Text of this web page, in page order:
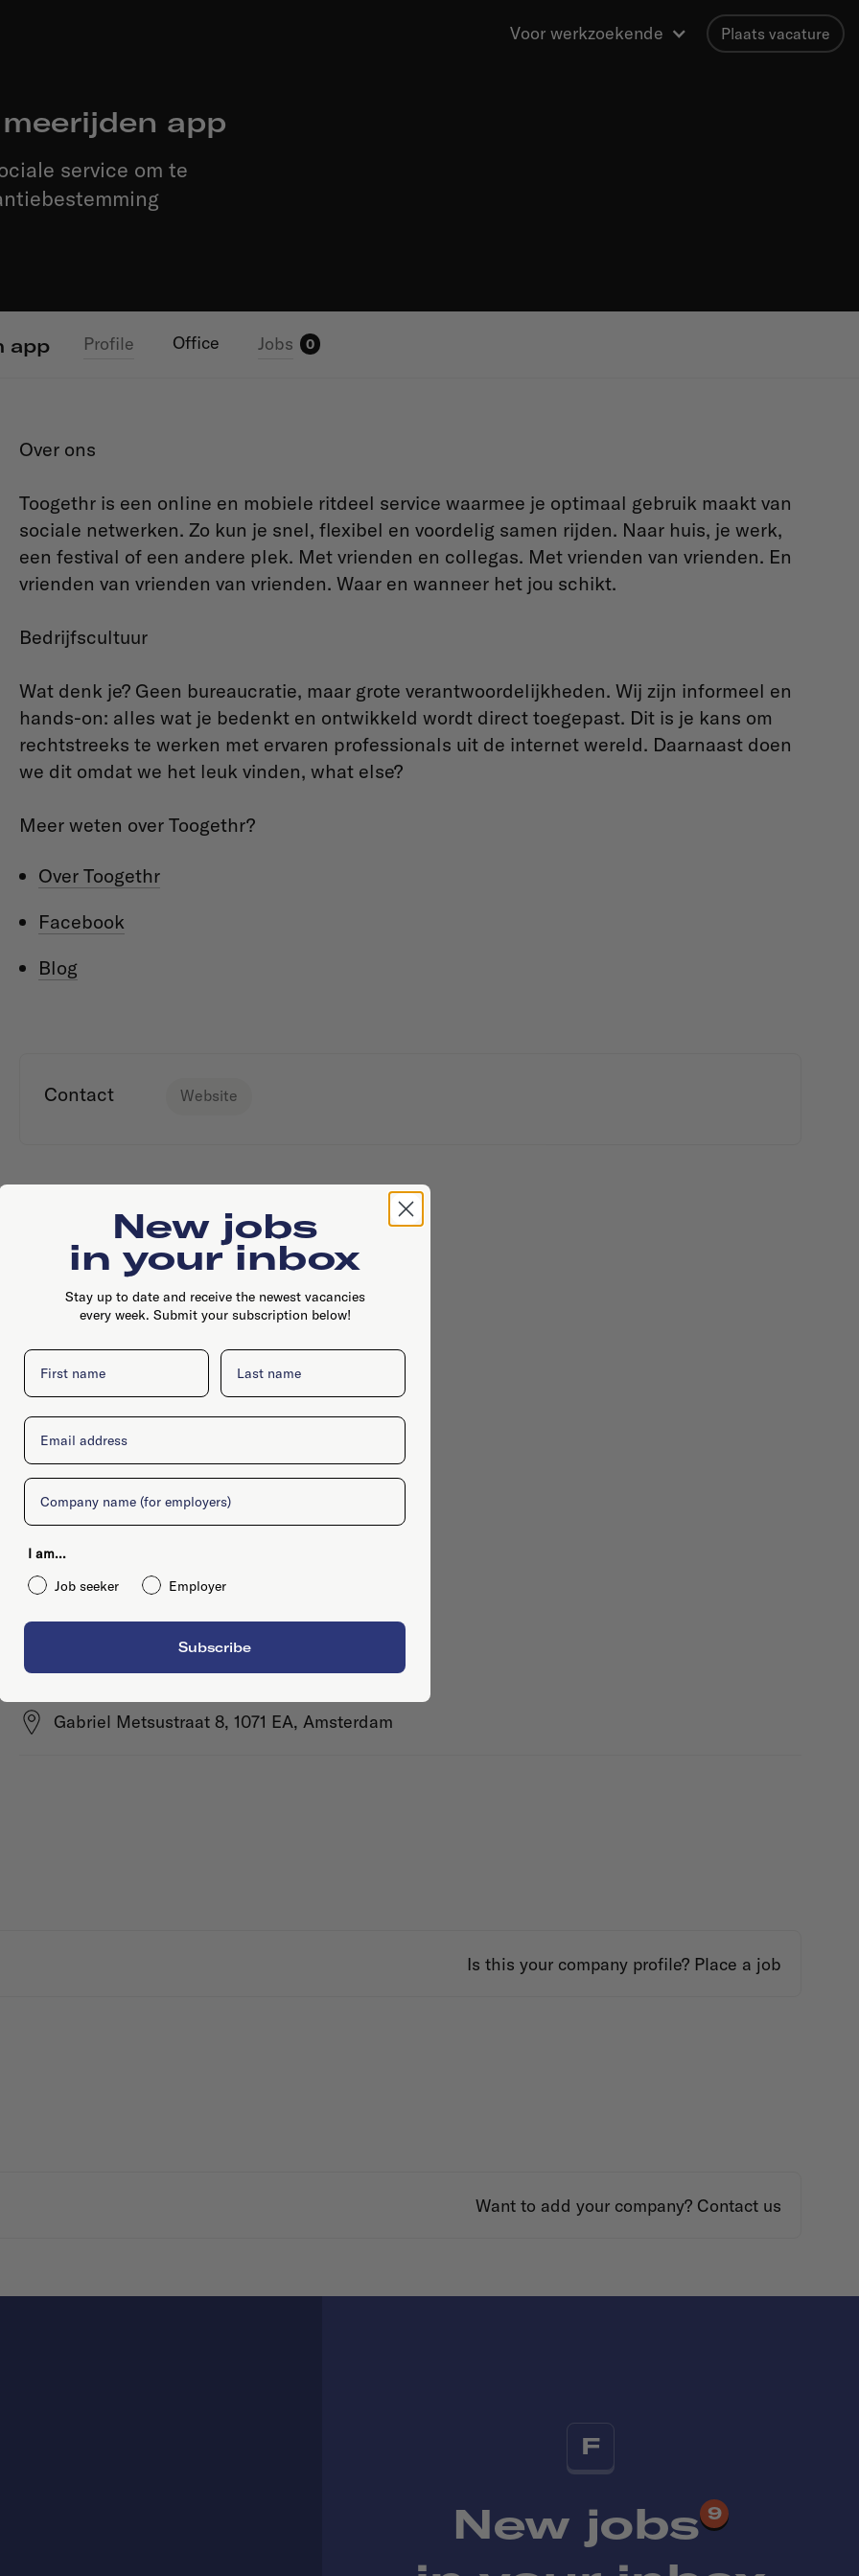
Voor werkzoekende Plaats vacature
app
service om te
app Profile Office Jobs 0
Over ons
Toogethr is een online en mobiele ritdeel service waarmee je optimaal gebruik maakt van
sociale netwerken. Zo kun je snel, flexibel en voordelig samen rijden. Naar huis, je werk,
een festival of een andere plek. Met vrienden en collegas. Met vrienden van vrienden. En
vrienden van vrienden van vrienden. Waar en wanneer het jou schikt.
Bedrijfscultuur
Wat denk je? Geen bureaucratie, maar grote verantwoordelijkheden. Wij zijn informeel en
hands-on: alles wat je bedenkt en ontwikkeld wordt direct toegepast. Dit is je kans om
rechtstreeks te werken met ervaren professionals uit de internet wereld. Daarnaast doen
we dit omdat we het leuk vinden, what else?
Meer weten over Toogethr?
Over Toogethr
Facebook
Blog
Contact Website
Gabriel Metsustraat 8, 1071 EA, Amsterdam
Is this your company profile? Place a job
Want to add your company? Contact us
F
New jobs 9
New jobs
in your inbox
Stay up to date and receive the newest vacancies
every week. Submit your subscription below!
First name Last name
Email
Company
I am...
Job seeker
Employer
Subscribe